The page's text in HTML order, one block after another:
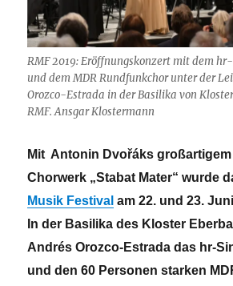
RMF 2019: Eröffnungskonzert mit dem
und dem MDR Rundfunkchor unter der
Orozco-Estrada in der Basilika von
RMF. Ansgar Klostermann
Mit Antonin Dvořáks
Chorwerk „Stabat Mater“ wurde
Musik Festival am 22. und 23.
In der Basilika des Kloster
Andrés Orozco-Estrada das hr-
und den 60 Personen starken